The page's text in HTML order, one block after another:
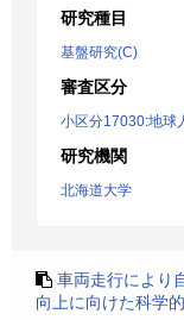
研究種目
基盤研究(C)
審査区分
小区分17030:地球
研究機関
北海道大学
車両走行により
向上に向けた科学